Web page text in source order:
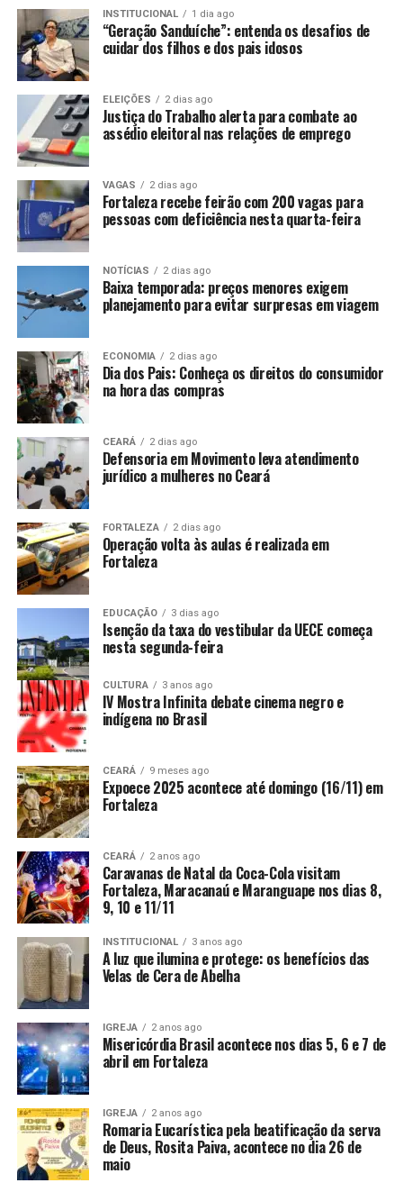
INSTITUCIONAL 1 dia ago
“Geração Sanduíche”: entenda os desafios de
cuidar dos filhos e dos pais idosos
ELEIÇÕES 2 dias ago
Justiça do Trabalho alerta para combate ao
assédio eleitoral nas relações de emprego
VAGAS 2 dias ago
Fortaleza recebe feirão com 200 vagas para
pessoas com deficiência nesta quarta-feira
NOTÍCIAS 2 dias ago
Baixa temporada: preços menores exigem
planejamento para evitar surpresas em viagem
ECONOMIA 2 dias ago
Dia dos Pais: Conheça os direitos do consumidor
na hora das compras
CEARÁ 2 dias ago
Defensoria em Movimento leva atendimento
jurídico a mulheres no Ceará
FORTALEZA 2 dias ago
Operação volta às aulas é realizada em
Fortaleza
EDUCAÇÃO 3 dias ago
Isenção da taxa do vestibular da UECE começa
nesta segunda-feira
CULTURA 3 anos ago
IV Mostra Infinita debate cinema negro e
indígena no Brasil
CEARÁ 9 meses ago
Expoece 2025 acontece até domingo (16/11) em
Fortaleza
CEARÁ 2 anos ago
Caravanas de Natal da Coca-Cola visitam
Fortaleza, Maracanaú e Maranguape nos dias 8,
9, 10 e 11/11
INSTITUCIONAL 3 anos ago
A luz que ilumina e protege: os benefícios das
Velas de Cera de Abelha
IGREJA 2 anos ago
Misericórdia Brasil acontece nos dias 5, 6 e 7 de
abril em Fortaleza
IGREJA 2 anos ago
Romaria Eucarística pela beatificação da serva
de Deus, Rosita Paiva, acontece no dia 26 de
maio